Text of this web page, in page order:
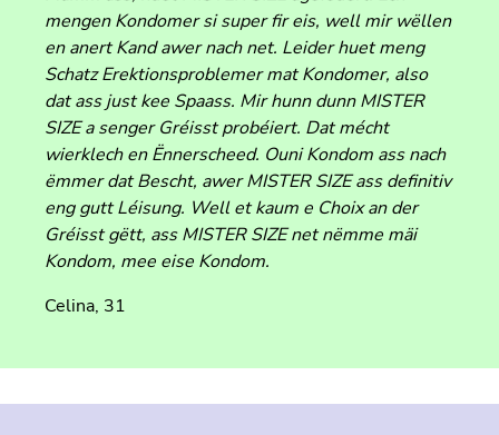
mengen Kondomer si super fir eis, well mir wëllen
en anert Kand awer nach net. Leider huet meng
Schatz Erektionsproblemer mat Kondomer, also
dat ass just kee Spaass. Mir hunn dunn MISTER
SIZE a senger Gréisst probéiert. Dat mécht
wierklech en Ënnerscheed. Ouni Kondom ass nach
ëmmer dat Bescht, awer MISTER SIZE ass definitiv
eng gutt Léisung. Well et kaum e Choix an der
Gréisst gëtt, ass MISTER SIZE net nëmme mäi
Kondom, mee eise Kondom.
Celina, 31